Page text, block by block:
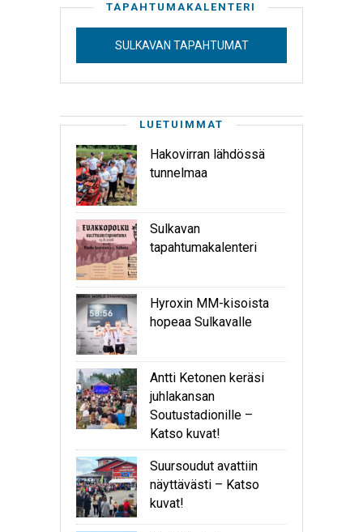
TAPAHTUMAKALENTERI
SULKAVAN TAPAHTUMAT
LUETUIMMAT
Hakovirran lähdössä
tunnelmaa
Sulkavan
tapahtumakalenteri
Hyroxin MM-kisoista
hopeaa Sulkavalle
Antti Ketonen keräsi
juhlakansan
Soutustadionille –
Katso kuvat!
Suursoudut avattiin
näyttävästi – Katso
kuvat!